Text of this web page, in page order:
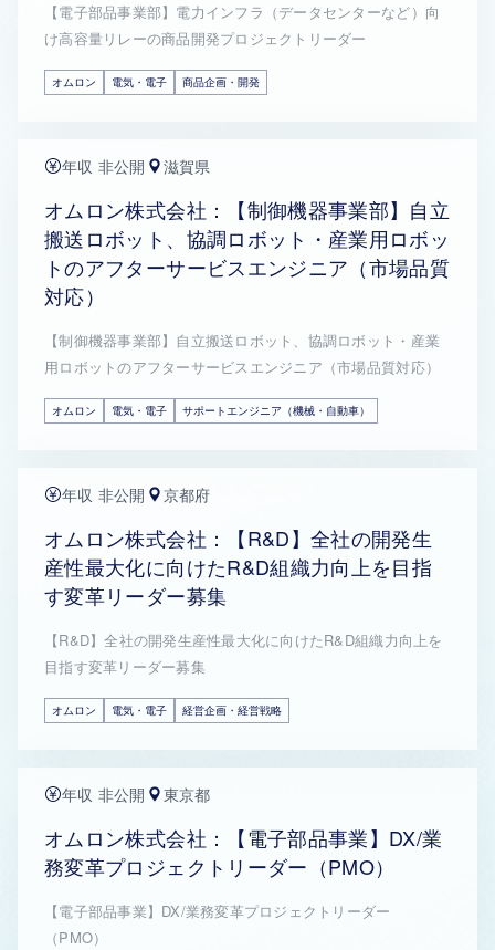
【電子部品事業部】電力インフラ（データセンターなど）向
け高容量リレーの商品開発プロジェクトリーダー
オムロン 電気・電子 商品企画・開発
年収 非公開 滋賀県
オムロン株式会社：【制御機器事業部】自立
搬送ロボット、協調ロボット・産業用ロボッ
トのアフターサービスエンジニア（市場品質
対応）
【制御機器事業部】自立搬送ロボット、協調ロボット・産業
用ロボットのアフターサービスエンジニア（市場品質対応）
オムロン 電気・電子 サポートエンジニア（機械・自動車）
年収 非公開 京都府
オムロン株式会社：【R&D】全社の開発生
産性最大化に向けたR&D組織力向上を目指
す変革リーダー募集
【R&D】全社の開発生産性最大化に向けたR&D組織力向上を
目指す変革リーダー募集
オムロン 電気・電子 経営企画・経営戦略
年収 非公開 東京都
オムロン株式会社：【電子部品事業】DX/業
務変革プロジェクトリーダー（PMO）
【電子部品事業】DX/業務変革プロジェクトリーダー
（PMO）